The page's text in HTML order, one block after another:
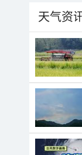
天气资